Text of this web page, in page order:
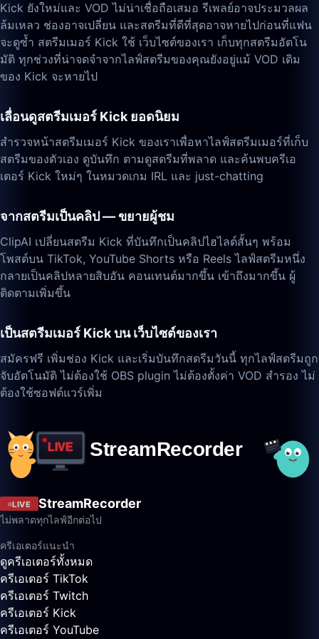
Kick ยังใหม่และ VOD ไม่น่าเชื่อถือเสมอ รีเพลย์อาจประมวลผล
ล้มเหลว ช่องอาจเปลี่ยน และสตรีมที่ดีที่สุดอาจหายไปก่อนที่แฟน
จะดูซ้ำ สตรีมเมอร์ Kick ใช้ เว็บไซต์ของเรา เก็บทุกสตรีมอัตโน
มัติ ทุกช่วงที่น่าจดจำจากไลฟ์สตรีมของคุณยังอยู่แม้ VOD เดิม
ของ Kick จะหายไป
เลื่อนดูสตรีมเมอร์ Kick ยอดนิยม
สำรวจหน้าสตรีมเมอร์ Kick ของเราเพื่อหาไลฟ์สตรีมเมอร์ที่เก็บ
สตรีมของตัวเอง ดูบันทึก ตามดูสตรีมที่พลาด และค้นพบครีเอ
เตอร์ Kick ใหม่ๆ ในหมวดเกม IRL และ just-chatting
จากสตรีมเป็นคลิป — ขยายผู้ชม
ClipAI เปลี่ยนสตรีม Kick ที่บันทึกเป็นคลิปไฮไลต์สั้นๆ พร้อม
โพสต์บน TikTok, YouTube Shorts หรือ Reels ไลฟ์สตรีมหนึ่ง
กลายเป็นคลิปหลายสิบอัน คอนเทนต์มากขึ้น เข้าถึงมากขึ้น ผู้
ติดตามเพิ่มขึ้น
เป็นสตรีมเมอร์ Kick บน เว็บไซต์ของเรา
สมัครฟรี เพิ่มช่อง Kick และเริ่มบันทึกสตรีมวันนี้ ทุกไลฟ์สตรีมถูก
จับอัตโนมัติ ไม่ต้องใช้ OBS plugin ไม่ต้องตั้งค่า VOD สำรอง ไม่
ต้องใช้ซอฟต์แวร์เพิ่ม
LIVE StreamRecorder
ไม่พลาดทุกไลฟ์อีกต่อไป
ครีเอเตอร์แนะนำ
ดูครีเอเตอร์ทั้งหมด
ครีเอเตอร์ TikTok
ครีเอเตอร์ Twitch
ครีเอเตอร์ Kick
ครีเอเตอร์ YouTube